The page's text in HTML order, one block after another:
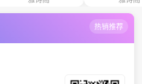
热销推荐